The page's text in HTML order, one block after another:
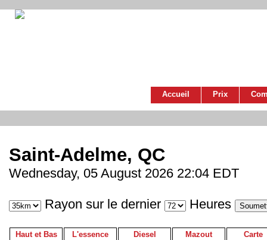
Accueil Prix
Saint-Adelme, QC
Wednesday, 05 August 2026 22:04 EDT
Rayon sur le dernier Heures
Haut et Bas L'essence Diesel Mazout Carte